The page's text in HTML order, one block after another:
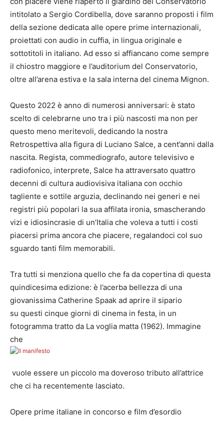
intitolato a Sergio Cordibella, dove saranno proposti i film
della sezione dedicata alle opere prime internazionali,
proiettati con audio in cuffia, in lingua originale e
sottotitoli in italiano. Ad esso si affiancano come sempre
il chiostro maggiore e l’auditorium del Conservatorio,
oltre all’arena estiva e la sala interna del cinema Mignon.
Questo 2022 è anno di numerosi anniversari: è stato
scelto di celebrarne uno tra i più nascosti ma non per
questo meno meritevoli, dedicando la nostra
Retrospettiva alla figura di Luciano Salce, a cent’anni dalla
nascita. Regista, commediografo, autore televisivo e
radiofonico, interprete, Salce ha attraversato quattro
decenni di cultura audiovisiva italiana con occhio
tagliente e sottile arguzia, declinando nei generi e nei
registri più popolari la sua affilata ironia, smascherando
vizi e idiosincrasie di un’Italia che voleva a tutti i costi
piacersi prima ancora che piacere, regalandoci col suo
sguardo tanti film memorabili.
Tra tutti si menziona quello che fa da copertina di questa
quindicesima edizione: è l’acerba bellezza di una
giovanissima Catherine Spaak ad aprire il sipario
su questi cinque giorni di cinema in festa, in un
fotogramma tratto da La voglia matta (1962). Immagine
che
vuole essere un piccolo ma doveroso tributo all’attrice
che ci ha recentemente lasciato.
Opere prime italiane in concorso e film d’esordio